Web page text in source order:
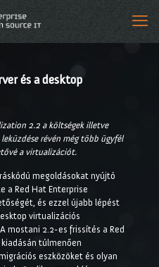
és a desktop
2.2 a költségek illetve
révén még több ügyfél
a virtualizációt.
megoldásokat nyújtó
a Red Hat Enterprise
és ezzel újabb lépést
virtualizációs
mostani 2.2-es frissítés a Red
túlmenően
eszközöket és olyan